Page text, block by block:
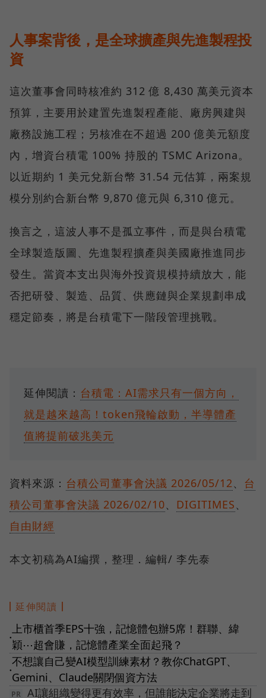
人事案背後，是全球擴產與先進製程投
資
這次董事會同時核准約 312 億 8,430 萬美元資本
預算，主要用於建置先進製程產能、廠房興建與
廠務設施工程；另核准在不超過 200 億美元額度
內，增資台積電 100% 持股的 TSMC Arizona。
以近期約 1 美元兌新台幣 31.54 元估算，兩案規
模分別約合新台幣 9,870 億元與 6,310 億元。
換言之，這波人事不是孤立事件，而是與台積電
全球製造版圖、先進製程擴產與美國廠推進同步
發生。當資本支出與海外投資規模持續放大，能
否把研發、製造、品質、供應鏈與企業規劃串成
穩定節奏，將是台積電下一階段管理挑戰。
延伸閱讀： 台積電：AI需求只有一個方向，
就是越來越高！token飛輪啟動，半導體產
值將提前破兆美元
資料來源： 台積公司董事會決議 2026/05/12、 台
積公司董事會決議 2026/02/10、 DIGITIMES、
自由財經
本文初稿為AI編撰，整理．編輯/ 李先泰
延伸閱讀
●
上市櫃首季EPS十強，記憶體包辦5席！群聯、緯
穎⋯超會賺，記憶體產業全面起飛？
●
不想讓自己變AI模型訓練素材？教你ChatGPT、
Gemini、Claude關閉個資方法
AI讓組織變得更有效率，但誰能決定企業將走到